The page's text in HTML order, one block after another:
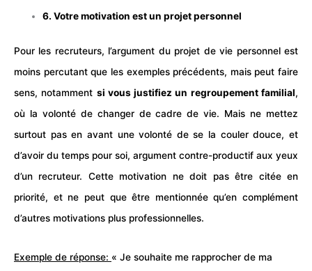
6. Votre motivation est un projet personnel
Pour les recruteurs, l’argument du projet de vie personnel est
moins percutant que les exemples précédents, mais peut faire
sens, notamment si vous justifiez un regroupement familial,
où la volonté de changer de cadre de vie. Mais ne mettez
surtout pas en avant une volonté de se la couler douce, et
d’avoir du temps pour soi, argument contre-productif aux yeux
d’un recruteur. Cette motivation ne doit pas être citée en
priorité, et ne peut que être mentionnée qu’en complément
d’autres motivations plus professionnelles.
Exemple de réponse: « Je souhaite me rapprocher de ma